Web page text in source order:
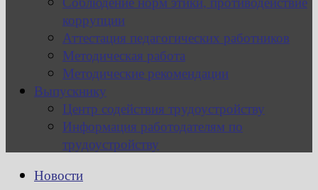
коррупции
Аттестация педагогических работников
Методическая работа
Методические рекомендации
Выпускнику
Центр содействия трудоустройству
Информация работодателям по
трудоустройству
Новости